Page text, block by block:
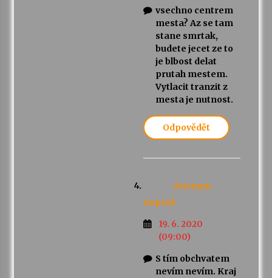
vsechno centrem
mesta? Az se tam
stane smrtak,
budete jecet ze to
je blbost delat
prutah mestem.
Vytlacit tranzit z
mesta je nutnost.
Odpovědět
Anonym
napsal:
19. 6. 2020
(09:00)
S tím obchvatem
nevím nevím. Kraj